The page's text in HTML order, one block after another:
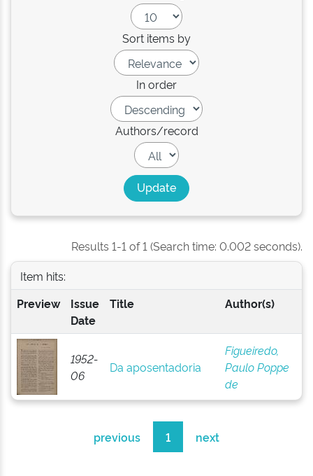
Sort items by
In order
Authors/record
Results 1-1 of 1 (Search time: 0.002 seconds).
Item hits:
Preview
Issue
Date
Title Author(s)
1952-
06
Da aposentadoria
Figueiredo,
Paulo Poppe
de
previous 1 next